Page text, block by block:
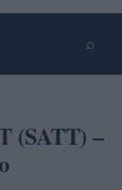
⌕
(SATT) –